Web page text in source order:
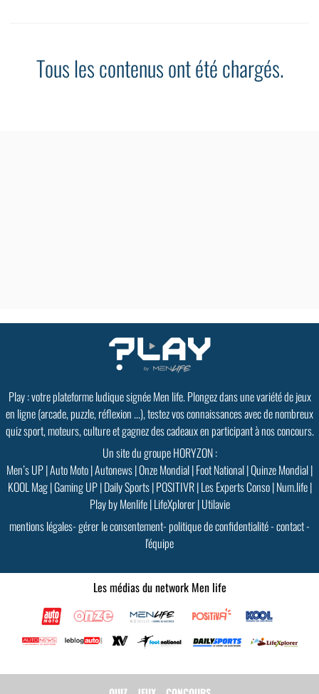
Tous les contenus ont été chargés.
Play : votre plateforme ludique signée Men life. Plongez dans une variété de jeux
en ligne (arcade, puzzle, réflexion ...), testez vos connaissances avec de nombreux
quiz sport, moteurs, culture et gagnez des cadeaux en participant à nos concours.
Un site du groupe HORYZON :
Men’s UP|Auto Moto|Autonews|Onze Mondial|Foot National|Quinze Mondial|
KOOL Mag|Gaming UP|Daily Sports|POSITIVR|Les Experts Conso|Num.life|
Play by Menlife|LifeXplorer|Utilavie
mentions légales-gérer le consentement-politique de confidentialité-contact-
l'équipe
Les médias du network Men life